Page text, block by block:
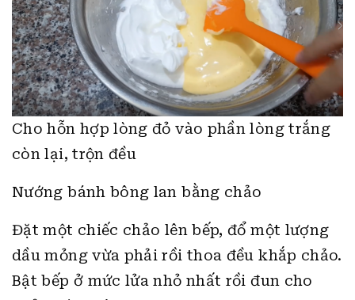
Cho hỗn hợp lòng đỏ vào phần lòng trắng
còn lại, trộn đều
Nướng bánh bông lan bằng chảo
Đặt một chiếc chảo lên bếp, đổ một lượng
dầu mỏng vừa phải rồi thoa đều khắp chảo.
Bật bếp ở mức lửa nhỏ nhất rồi đun cho